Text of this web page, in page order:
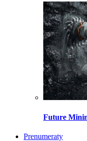
Future
Prenumeraty